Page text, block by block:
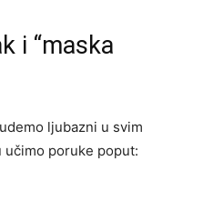
i “maska
ljubazni u svim
učimo poruke poput: